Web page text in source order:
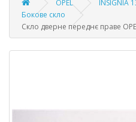
OPEL INSIGNIA
Бокове скло
Скло дверне переднє праве